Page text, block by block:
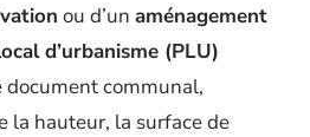
ou d’un aménagement
d’urbanisme (PLU)
document communal,
la hauteur, la surface de